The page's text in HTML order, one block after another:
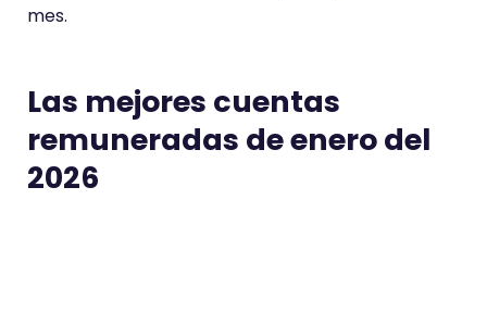
mes.
Las mejores cuentas
remuneradas de enero del
2026